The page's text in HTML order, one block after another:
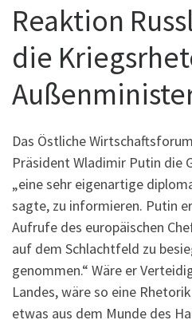
Reaktion
die
Das Östliche
Präsident Wladimir Putin die
„eine sehr eigenartige
sagte, zu informieren. Putin
Aufrufe des europäischen
auf dem Schlachtfeld zu
genommen.“ Wäre er
Landes, wäre so eine
etwas aus dem Munde des